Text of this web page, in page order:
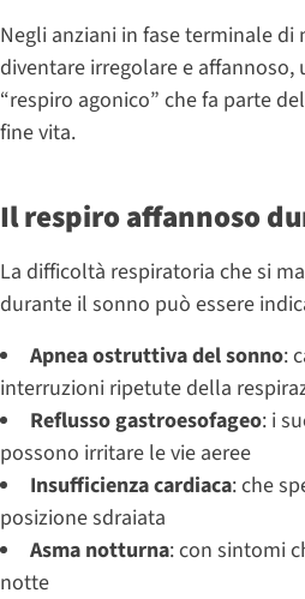
Negli anziani in fase terminale
diventare irregolare e
“respiro agonico” che fa parte
fine vita.
Il respiro affannoso
La difficoltà respiratoria che si
durante il sonno può essere
Apnea ostruttiva del sonno:
interruzioni ripetute della
Reflusso gastroesofageo: i
possono irritare le vie aeree
Insufficienza cardiaca: che
posizione sdraiata
Asma notturna: con sintomi
notte